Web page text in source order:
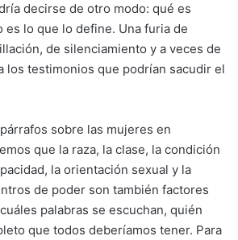
decirse de otro modo: qué es
es lo que lo define. Una furia de
de silenciamiento y a veces de
los testimonios que podrían sacudir el
sobre las mujeres en
que la raza, la clase, la condición
la orientación sexual y la
de poder son también factores
palabras se escuchan, quién
que todos deberíamos tener. Para